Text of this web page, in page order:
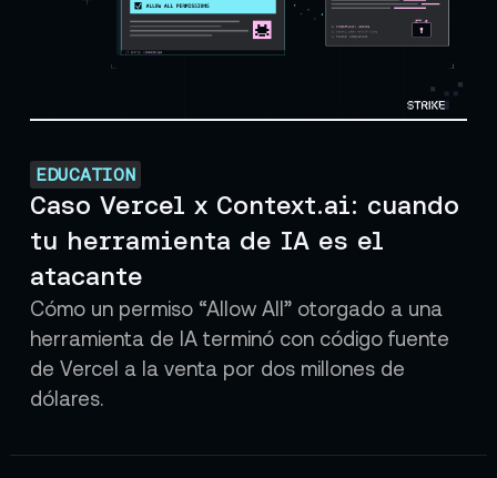
EDUCATION
Caso Vercel x Context.ai: cuando
tu herramienta de IA es el
atacante
Cómo un permiso “Allow All” otorgado a una
herramienta de IA terminó con código fuente
de Vercel a la venta por dos millones de
dólares.